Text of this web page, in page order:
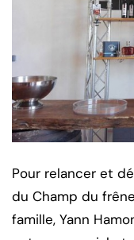
Pour relancer et
du Champ du
famille, Yann